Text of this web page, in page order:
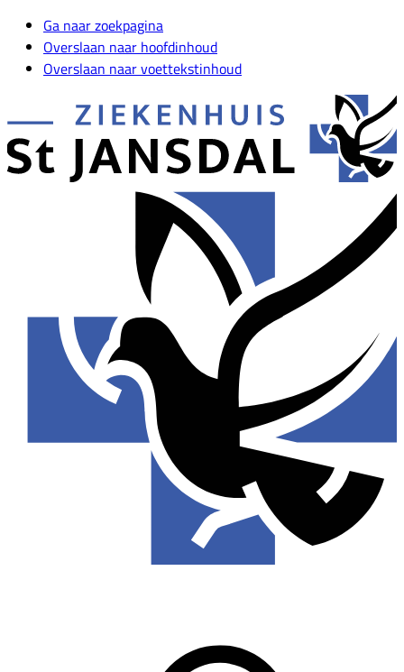
Ga naar zoekpagina
Overslaan naar hoofdinhoud
Overslaan naar voettekstinhoud